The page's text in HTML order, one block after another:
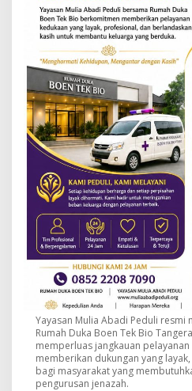
Yayasan Mulia Abadi Peduli resmi
Rumah Duka Boen Tek Bio
memperluas jangkauan
memberikan dukungan yang
bagi masyarakat yang
pengurusan jenazah.